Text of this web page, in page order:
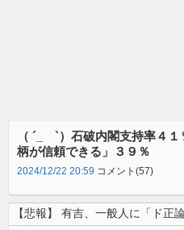
（ ´_ゝ`）石破内閣支持率４
柄が信頼できる」３９％
2024/12/22 20:59 コメント(57)